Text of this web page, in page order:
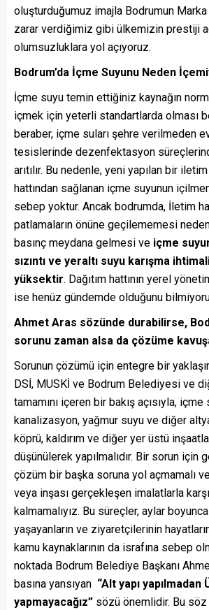
oluşturduğumuz imajla Bodrumun
zarar verdiğimiz gibi ülkemizin prestiji
olumsuzluklara yol açıyoruz.
Bodrum’da İçme Suyunu Neden
İçme suyu temin ettiğiniz kaynağın
içmek için yeterli standartlarda olması
beraber, içme suları şehre verilmeden
tesislerinde dezenfektasyon
arıtılır. Bu nedenle, yeni yapılan bir
hattından sağlanan içme suyunun
sebep yoktur. Ancak bodrumda, İletim
patlamaların önüne geçilememesi
basınç meydana gelmesi ve içme
sızıntı ve yeraltı suyu karışma
yüksektir. Dağıtım hattının yerel
ise henüz gündemde olduğunu
Ahmet Aras sözünde durabilirse,
sorunu zaman alsa da çözüme
Sorunun çözümü için entegre bir
DSİ, MUSKİ ve Bodrum Belediyesi ve
tamamını içeren bir bakış açısıyla, içme
kanalizasyon, yağmur suyu ve diğer
köprü, kaldırım ve diğer yer üstü
düşünülerek yapılmalıdır. Bir sorun için
çözüm bir başka soruna yol açmamalı
veya inşası gerçekleşen imalatlarla
kalmamalıyız. Bu süreçler, aylar
yaşayanların ve ziyaretçilerinin
kamu kaynaklarının da israfına sebep
noktada Bodrum Belediye Başkanı
basına yansıyan “Alt yapı yapılmadan
yapmayacağız” sözü önemlidir. Bu